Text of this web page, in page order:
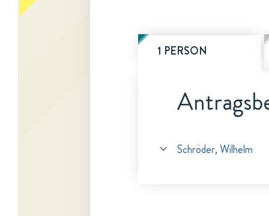
1 PERSON
Schröder, Wilhelm